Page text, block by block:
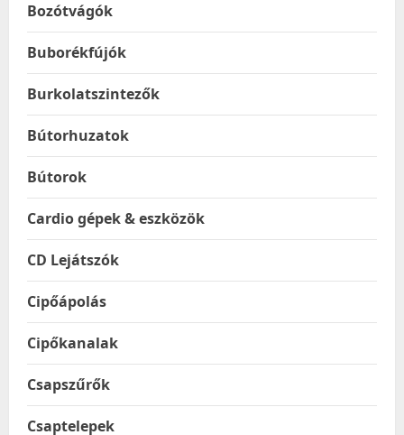
Bozótvágók
Buborékfújók
Burkolatszintezők
Bútorhuzatok
Bútorok
Cardio gépek & eszközök
CD Lejátszók
Cipőápolás
Cipőkanalak
Csapszűrők
Csaptelepek